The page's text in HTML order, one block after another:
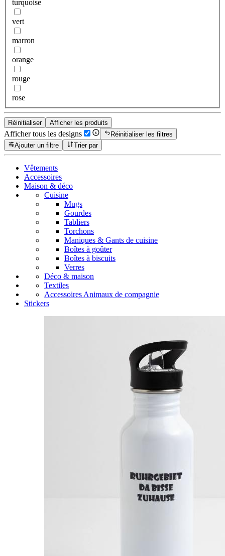
turquoise
vert
marron
orange
rouge
rose
Réinitialiser Afficher les produits
Afficher tous les designs
Réinitialiser les filtres
Ajouter un filtre
Trier par
Vêtements
Accessoires
Maison & déco
Cuisine
Mugs
Gourdes
Tabliers
Torchons
Maniques & Gants de cuisine
Boîtes à goûter
Boîtes à biscuits
Verres
Déco & maison
Textiles
Accessoires Animaux de compagnie
Stickers